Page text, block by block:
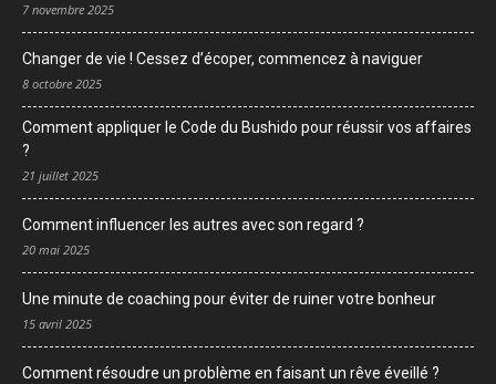
7 novembre 2025
Changer de vie ! Cessez d’écoper, commencez à naviguer
8 octobre 2025
Comment appliquer le Code du Bushido pour réussir vos affaires
?
21 juillet 2025
Comment influencer les autres avec son regard ?
20 mai 2025
Une minute de coaching pour éviter de ruiner votre bonheur
15 avril 2025
Comment résoudre un problème en faisant un rêve éveillé ?